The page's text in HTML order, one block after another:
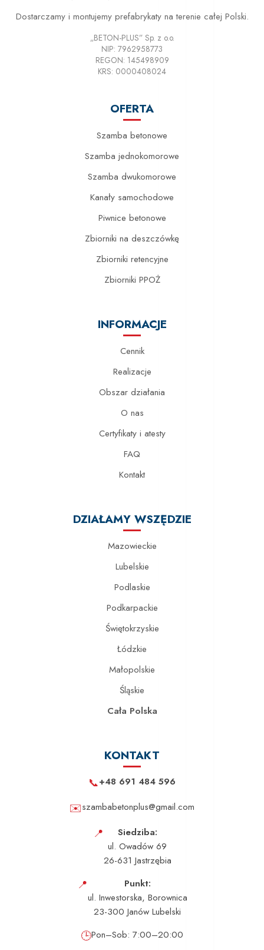
Dostarczamy i montujemy prefabrykaty na terenie całej Polski.
„BETON-PLUS” Sp. z o.o.
NIP: 7962958773
REGON: 145498909
KRS: 0000408024
OFERTA
Szamba betonowe
Szamba jednokomorowe
Szamba dwukomorowe
Kanały samochodowe
Piwnice betonowe
Zbiorniki na deszczówkę
Zbiorniki retencyjne
Zbiorniki PPOŻ
INFORMACJE
Cennik
Realizacje
Obszar działania
O nas
Certyfikaty i atesty
FAQ
Kontakt
DZIAŁAMY WSZĘDZIE
Mazowieckie
Lubelskie
Podlaskie
Podkarpackie
Świętokrzyskie
Łódzkie
Małopolskie
Śląskie
Cała Polska
KONTAKT
📞+48 691 484 596
✉️szambabetonplus@gmail.com
📍
Siedziba:
ul. Owadów 69
26-631 Jastrzębia
📍
Punkt:
ul. Inwestorska, Borownica
23-300 Janów Lubelski
🕒Pon–Sob: 7:00–20:00